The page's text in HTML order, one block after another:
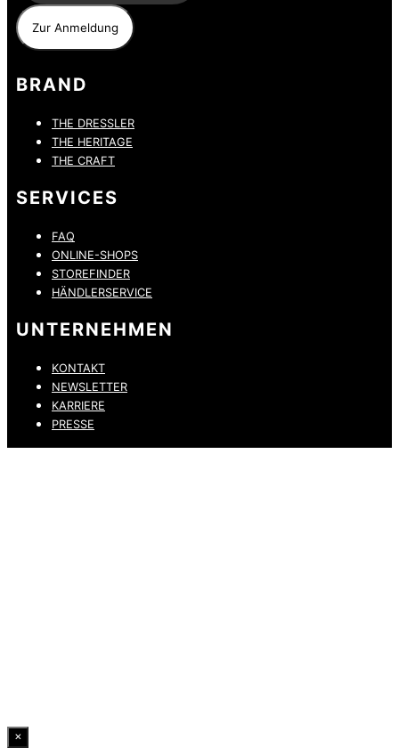
BRAND
THE DRESSLER
THE HERITAGE
THE CRAFT
SERVICES
FAQ
ONLINE-SHOPS
STOREFINDER
HÄNDLERSERVICE
UNTERNEHMEN
KONTAKT
NEWSLETTER
KARRIERE
PRESSE
×